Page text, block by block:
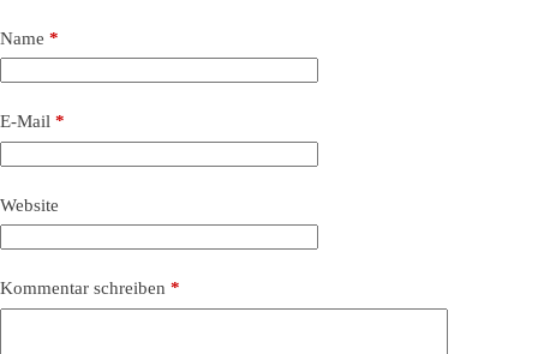
Name *
E-Mail *
Website
Kommentar schreiben *